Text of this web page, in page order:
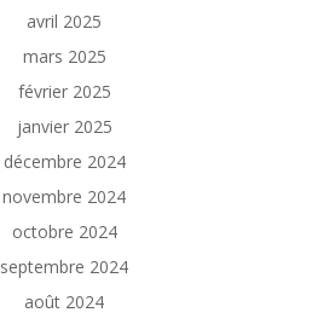
avril 2025
mars 2025
février 2025
janvier 2025
décembre 2024
novembre 2024
octobre 2024
septembre 2024
août 2024